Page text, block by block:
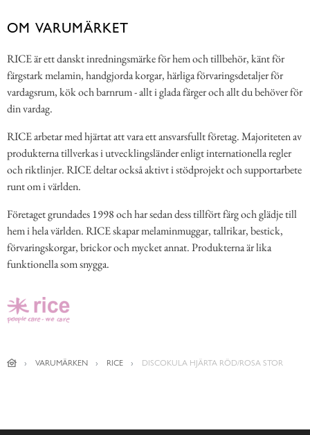
OM VARUMÄRKET
RICE är ett danskt inredningsmärke för hem och tillbehör, känt för
färgstark melamin, handgjorda korgar, härliga förvaringsdetaljer för
vardagsrum, kök och barnrum - allt i glada färger och allt du behöver för
din vardag.
RICE arbetar med hjärtat att vara ett ansvarsfullt företag. Majoriteten av
produkterna tillverkas i utvecklingsländer enligt internationella regler
och riktlinjer. RICE deltar också aktivt i stödprojekt och supportarbete
runt om i världen.
Företaget grundades 1998 och har sedan dess tillfört färg och glädje till
hem i hela världen. RICE skapar melaminmuggar, tallrikar, bestick,
förvaringskorgar, brickor och mycket annat. Produkterna är lika
funktionella som snygga.
VARUMÄRKEN RICE DISCOKULA HJÄRTA RÖD/ROSA STOR